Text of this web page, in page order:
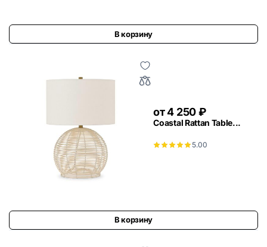
В корзину
от4 250₽
Coastal Rattan Table...
5.00
В корзину